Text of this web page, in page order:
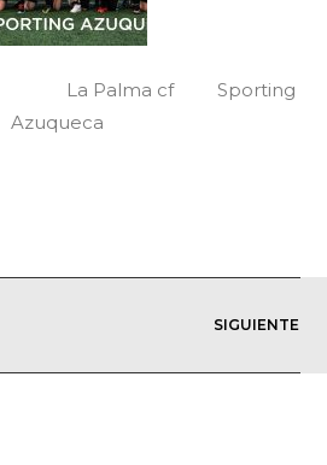
B La Palma cf Sporting
Azuqueca
SIGUIENTE